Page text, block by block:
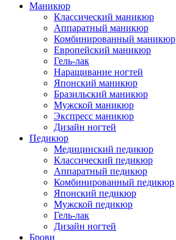
Маникюр
Классический маникюр
Аппаратный маникюр
Комбинированный маникюр
Европейский маникюр
Гель-лак
Наращивание ногтей
Японский маникюр
Бразильский маникюр
Мужской маникюр
Экспресс маникюр
Дизайн ногтей
Педикюр
Медицинский педикюр
Классический педикюр
Аппаратный педикюр
Комбинированный педикюр
Японский педикюр
Мужской педикюр
Гель-лак
Дизайн ногтей
Брови